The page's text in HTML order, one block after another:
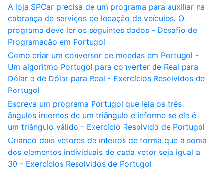
A loja SPCar precisa de um programa para auxiliar na
cobrança de serviços de locação de veículos. O
programa deve ler os seguintes dados - Desafio de
Programação em Portugol
Como criar um conversor de moedas em Portugol -
Um algoritmo Portugol para converter de Real para
Dólar e de Dólar para Real - Exercícios Resolvidos de
Portugol
Escreva um programa Portugol que leia os três
ângulos internos de um triângulo e informe se ele é
um triângulo válido - Exercício Resolvido de Portugol
Criando dois vetores de inteiros de forma que a soma
dos elementos individuais de cada vetor seja igual a
30 - Exercícios Resolvidos de Portugol